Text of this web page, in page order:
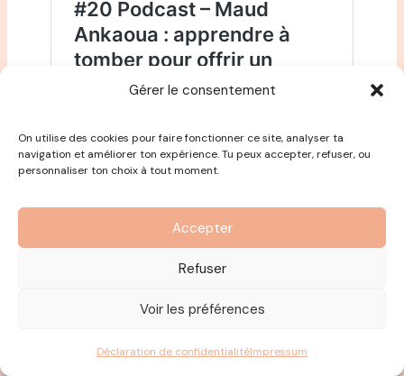
Gérer le consentement
On utilise des cookies pour faire fonctionner ce site, analyser ta
navigation et améliorer ton expérience. Tu peux accepter, refuser, ou
personnaliser ton choix à tout moment.
Accepter
Refuser
Voir les préférences
Déclaration de confidentialitéImpressum
5 étoiles sur Apple Podcasts, je vous